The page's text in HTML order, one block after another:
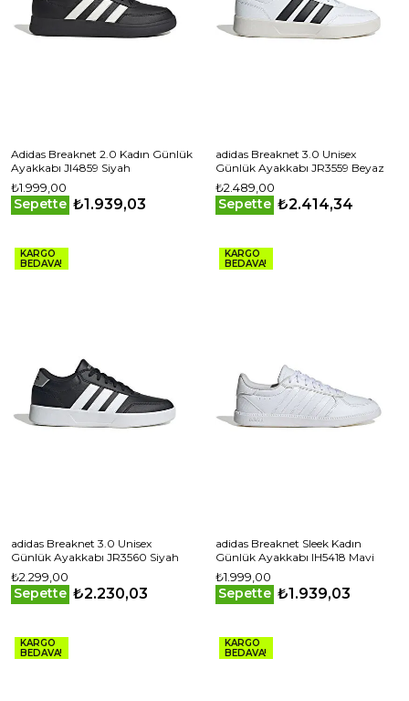
Adidas Breaknet 2.0 Kadın Günlük
Ayakkabı JI4859 Siyah
₺1.999,00
Sepette ₺1.939,03
adidas Breaknet 3.0 Unisex
Günlük Ayakkabı JR3559 Beyaz
₺2.489,00
Sepette ₺2.414,34
KARGO
BEDAVA!
adidas Breaknet 3.0 Unisex
Günlük Ayakkabı JR3560 Siyah
₺2.299,00
Sepette ₺2.230,03
KARGO
BEDAVA!
adidas Breaknet Sleek Kadın
Günlük Ayakkabı IH5418 Mavi
₺1.999,00
Sepette ₺1.939,03
KARGO
BEDAVA!
KARGO
BEDAVA!